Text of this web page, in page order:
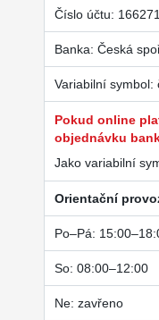
Číslo účtu:
Banka: Česká
Variabilní symbol:
Pokud online
objednávku
Jako variabilní
Orientační
Po–Pá:
So: 08:00–12:00
Ne: zavřeno